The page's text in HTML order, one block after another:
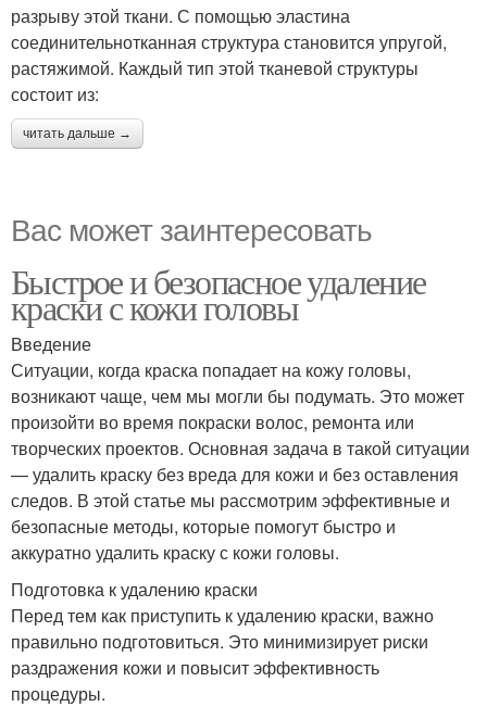
разрыву этой ткани. С помощью эластина
соединительнотканная структура становится упругой,
растяжимой. Каждый тип этой тканевой структуры
состоит из:
читать дальше →
Вас может заинтересовать
Быстрое и безопасное удаление
краски с кожи головы
Введение
Ситуации, когда краска попадает на кожу головы,
возникают чаще, чем мы могли бы подумать. Это может
произойти во время покраски волос, ремонта или
творческих проектов. Основная задача в такой ситуации
— удалить краску без вреда для кожи и без оставления
следов. В этой статье мы рассмотрим эффективные и
безопасные методы, которые помогут быстро и
аккуратно удалить краску с кожи головы.
Подготовка к удалению краски
Перед тем как приступить к удалению краски, важно
правильно подготовиться. Это минимизирует риски
раздражения кожи и повысит эффективность
процедуры.